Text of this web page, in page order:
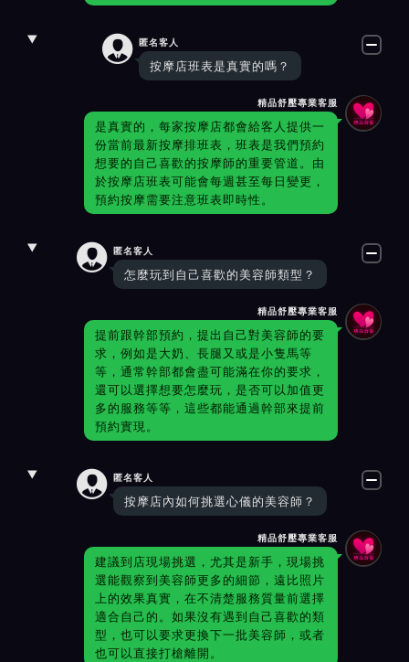
 匿名客人
按摩店班表是真實的嗎？
精品舒壓專業客服
是真實的，每家按摩店都會給客人提供一
份當前最新按摩排班表，班表是我們預約
想要的自己喜歡的按摩師的重要管道。由
於按摩店班表可能會每週甚至每日變更，
預約按摩需要注意班表即時性。
 匿名客人
怎麼玩到自己喜歡的美容師類型？
精品舒壓專業客服
提前跟幹部預約，提出自己對美容師的要
求，例如是大奶、長腿又或是小隻馬等
等，通常幹部都會盡可能滿在你的要求，
還可以選擇想要怎麼玩，是否可以加值更
多的服務等等，這些都能通過幹部來提前
預約實現。
 匿名客人
按摩店內如何挑選心儀的美容師？
精品舒壓專業客服
建議到店現場挑選，尤其是新手，現場挑
選能觀察到美容師更多的細節，遠比照片
上的效果真實，在不清楚服務質量前選擇
適合自己的。如果沒有遇到自己喜歡的類
型，也可以要求更換下一批美容師，或者
也可以直接打槍離開。